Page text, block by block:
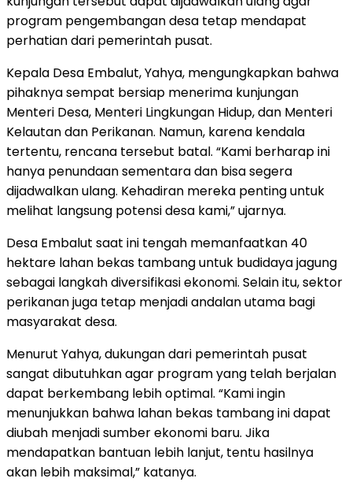
program pengembangan desa tetap mendapat
perhatian dari pemerintah pusat.
Kepala Desa Embalut, Yahya, mengungkapkan bahwa
pihaknya sempat bersiap menerima kunjungan
Menteri Desa, Menteri Lingkungan Hidup, dan Menteri
Kelautan dan Perikanan. Namun, karena kendala
tertentu, rencana tersebut batal. “Kami berharap ini
hanya penundaan sementara dan bisa segera
dijadwalkan ulang. Kehadiran mereka penting untuk
melihat langsung potensi desa kami,” ujarnya.
Desa Embalut saat ini tengah memanfaatkan 40
hektare lahan bekas tambang untuk budidaya jagung
sebagai langkah diversifikasi ekonomi. Selain itu, sektor
perikanan juga tetap menjadi andalan utama bagi
masyarakat desa.
Menurut Yahya, dukungan dari pemerintah pusat
sangat dibutuhkan agar program yang telah berjalan
dapat berkembang lebih optimal. “Kami ingin
menunjukkan bahwa lahan bekas tambang ini dapat
diubah menjadi sumber ekonomi baru. Jika
mendapatkan bantuan lebih lanjut, tentu hasilnya
akan lebih maksimal,” katanya.